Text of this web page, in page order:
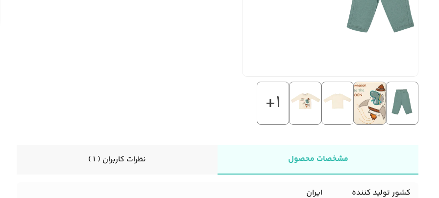
+1
مشخصات محصول نظرات کاربران ( 1 )
کشور تولید کننده
ایران